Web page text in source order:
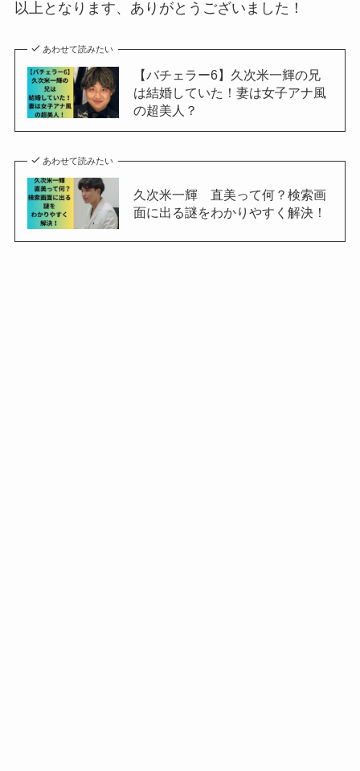
以上となります、ありがとうございました！
あわせて読みたい
【バチェラー6】久次米一輝の兄
は結婚していた！妻は女子アナ風
の超美人？
あわせて読みたい
久次米一輝 直美って何？検索画
面に出る謎をわかりやすく解決！